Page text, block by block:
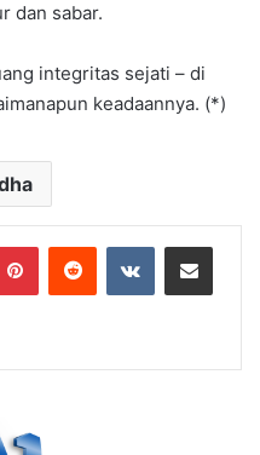
dan sabar.
integritas sejati – di
keadaannya. (*)
PinterestReddit VKontakteBagikan Lewat Email